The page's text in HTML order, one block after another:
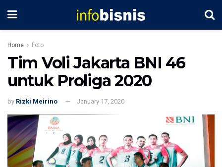
Home Foto
Tim Voli Jakarta BNI 46
untuk Proliga 2020
by Rizki Meirino January 17, 2020